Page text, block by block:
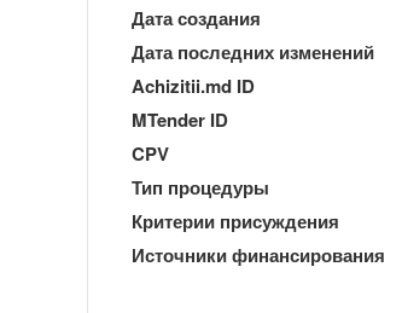
Дата создания
Дата последних изменений
Achizitii.md ID
MTender ID
CPV
Тип процедуры
Критерии присуждения
Источники финансирования